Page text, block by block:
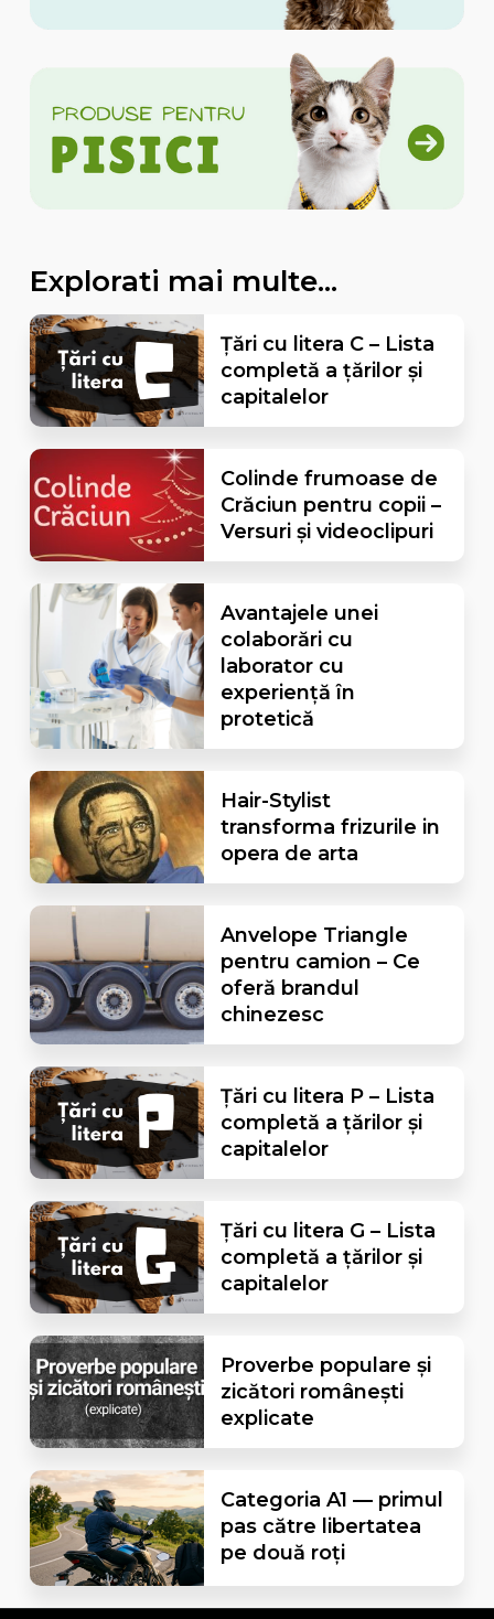
Explorati mai multe...
Țări cu litera C – Lista
completă a țărilor și
capitalelor
Colinde frumoase de
Crăciun pentru copii –
Versuri și videoclipuri
Avantajele unei
colaborări cu
laborator cu
experiență în
protetică
Hair-Stylist
transforma frizurile in
opera de arta
Anvelope Triangle
pentru camion – Ce
oferă brandul
chinezesc
Țări cu litera P – Lista
completă a țărilor și
capitalelor
Țări cu litera G – Lista
completă a țărilor și
capitalelor
Proverbe populare și
zicători românești
explicate
Categoria A1 — primul
pas către libertatea
pe două roți